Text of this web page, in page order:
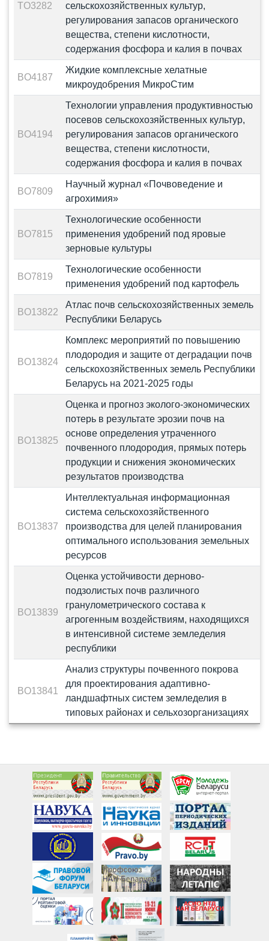
TO3282
сельскохозяйственных культур,
регулирования запасов органического
вещества, степени кислотности,
содержания фосфора и калия в почвах
BO4187
Жидкие комплексные хелатные
микроудобрения МикроСтим
BO4194
Технологии управления продуктивностью
посевов сельскохозяйственных культур,
регулирования запасов органического
вещества, степени кислотности,
содержания фосфора и калия в почвах
BO7809
Научный журнал «Почвоведение и
агрохимия»
BO7815
Технологические особенности
применения удобрений под яровые
зерновые культуры
BO7819
Технологические особенности
применения удобрений под картофель
BO13822
Атлас почв сельскохозяйственных земель
Республики Беларусь
BO13824
Комплекс мероприятий по повышению
плодородия и защите от деградации почв
сельскохозяйственных земель Республики
Беларусь на 2021-2025 годы
BO13825
Оценка и прогноз эколого-экономических
потерь в результате эрозии почв на
основе определения утраченного
почвенного плодородия, прямых потерь
продукции и снижения экономических
результатов производства
BO13837
Интеллектуальная информационная
система сельскохозяйственного
производства для целей планирования
оптимального использования земельных
ресурсов
BO13839
Оценка устойчивости дерново-
подзолистых почв различного
гранулометрического состава к
агрогенным воздействиям, находящихся
в интенсивной системе земледелия
республики
BO13841
Анализ структуры почвенного покрова
для проектирования адаптивно-
ландшафтных систем земледелия в
типовых районах и сельхозорганизациях